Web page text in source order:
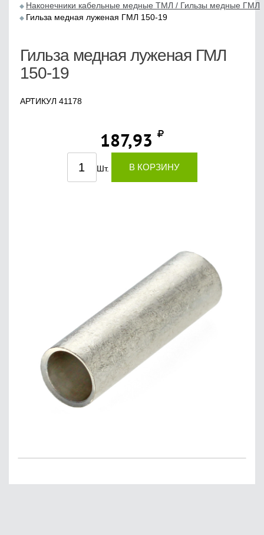
Наконечники кабельные медные ТМЛ / Гильзы медные ГМЛ
Гильза медная луженая ГМЛ 150-19
Гильза медная луженая ГМЛ
150-19
АРТИКУЛ 41178
187,93
Шт. В КОРЗИНУ